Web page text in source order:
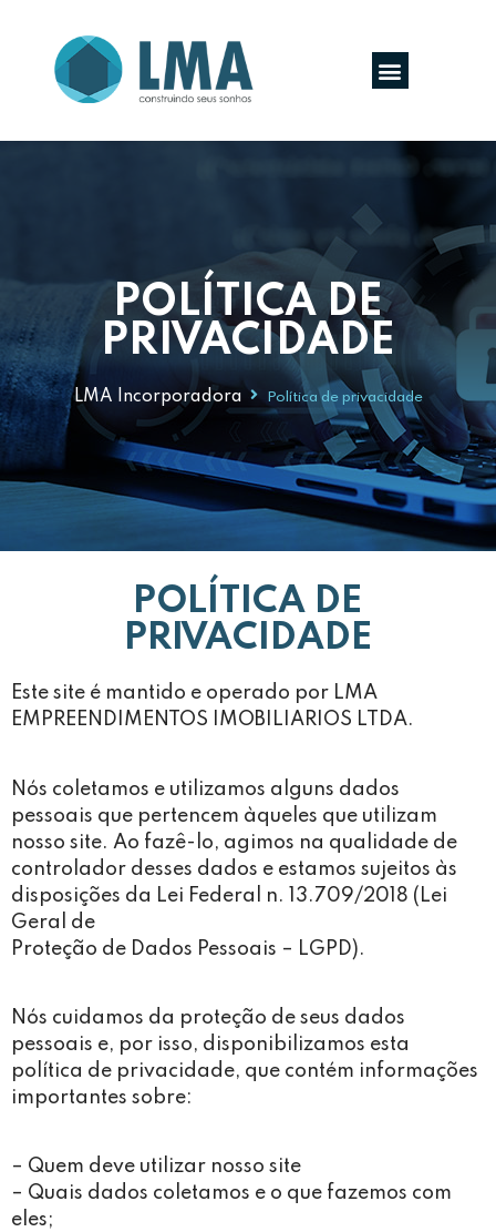
POLÍTICA DE
PRIVACIDADE
LMA Incorporadora Política de privacidade
POLÍTICA DE
PRIVACIDADE
Este site é mantido e operado por LMA
EMPREENDIMENTOS IMOBILIARIOS LTDA.
Nós coletamos e utilizamos alguns dados
pessoais que pertencem àqueles que utilizam
nosso site. Ao fazê-lo, agimos na qualidade de
controlador desses dados e estamos sujeitos às
disposições da Lei Federal n. 13.709/2018 (Lei
Geral de
Proteção de Dados Pessoais – LGPD).
Nós cuidamos da proteção de seus dados
pessoais e, por isso, disponibilizamos esta
política de privacidade, que contém informações
importantes sobre:
– Quem deve utilizar nosso site
– Quais dados coletamos e o que fazemos com
eles;